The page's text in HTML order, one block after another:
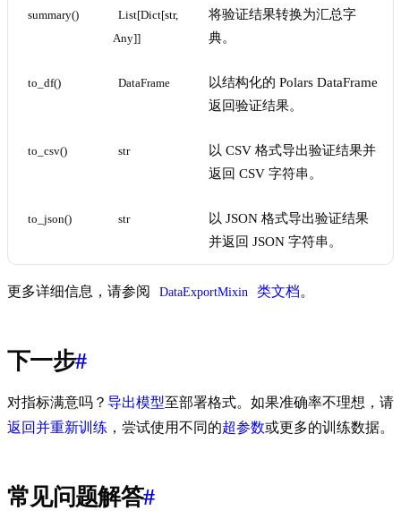
summary()
List[Dict[str,
Any]]
将验证结果转换为汇总字
典。
to_df() DataFrame
以结构化的 Polars DataFrame
返回验证结果。
to_csv() str
以 CSV 格式导出验证结果并
返回 CSV 字符串。
to_json() str
以 JSON 格式导出验证结果
并返回 JSON 字符串。
更多详细信息，请参阅 DataExportMixin 类文档。
下一步#
对指标满意吗？ 导出模型至部署格式。如果准确率不理想，请
返回并重新训练 ，尝试使用不同的超参数或更多的训练数据。
常见问题解答#